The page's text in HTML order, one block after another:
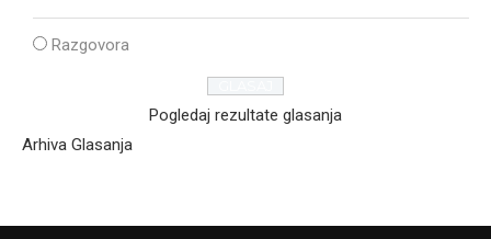
Razgovora
Pogledaj rezultate glasanja
Arhiva Glasanja